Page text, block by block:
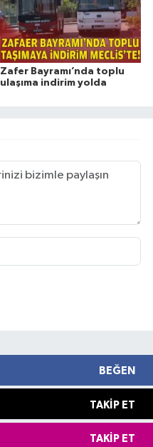
Zafer Bayramı’nda toplu
ulaşıma indirim yolda
BEĞEN
TAKIP ET
TAKIP ET